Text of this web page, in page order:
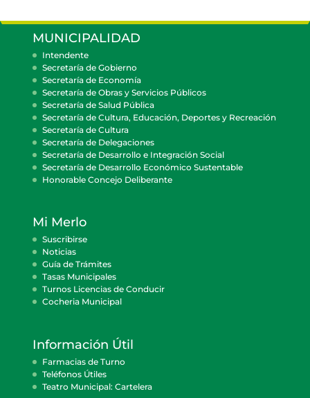
MUNICIPALIDAD
Intendente
Secretaría de Gobierno
Secretaría de Economía
Secretaría de Obras y Servicios Públicos
Secretaría de Salud Pública
Secretaría de Cultura, Educación, Deportes y Recreación
Secretaría de Cultura
Secretaría de Delegaciones
Secretaría de Desarrollo e Integración Social
Secretaría de Desarrollo Económico Sustentable
Honorable Concejo Deliberante
Mi Merlo
Suscribirse
Noticias
Guía de Trámites
Tasas Municipales
Turnos Licencias de Conducir
Cocheria Municipal
Información Útil
Farmacias de Turno
Teléfonos Útiles
Teatro Municipal: Cartelera